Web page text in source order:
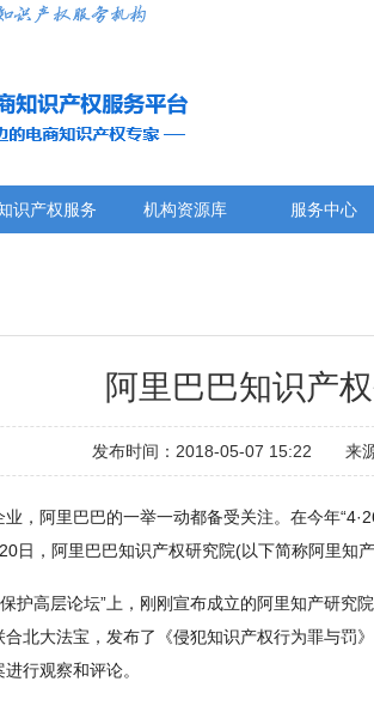
识产权服务 机构资源库 服务中心
阿里巴巴知识产
发布时间：2018-05-07 15:22 来
，阿里巴巴的一举一动都备受关注。在今年
，阿里巴巴知识产权研究院(以下简称阿里知
护高层论坛”上，刚刚宣布成立的阿里知产研
合北大法宝，发布了《侵犯知识产权行为罪与罚
行观察和评论。